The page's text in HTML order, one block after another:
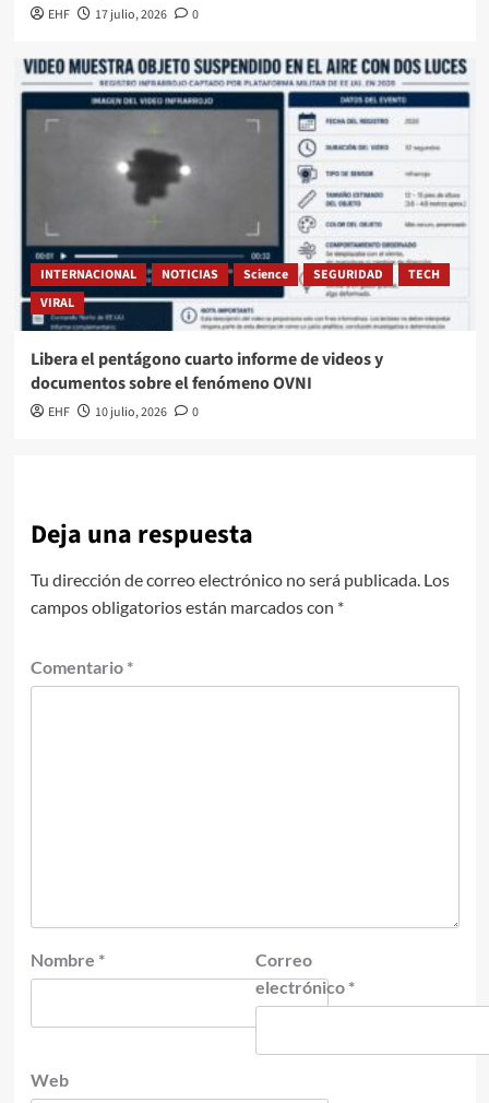
EHF 17 julio, 2026 0
INTERNACIONAL NOTICIAS Science SEGURIDAD
TECH
VIRAL
Libera el pentágono cuarto informe de videos y
documentos sobre el fenómeno OVNI
EHF 10 julio, 2026 0
Deja una respuesta
Tu dirección de correo electrónico no será publicada. Los
campos obligatorios están marcados con *
Comentario *
Nombre *
Correo
electrónico *
Web